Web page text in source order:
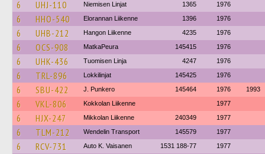
6 UHJ-110 Niemisen Linjat 1365 1976
6 HHO-540 Elorannan Liikenne 1396 1976
6 UHB-212 Hangon Liikenne 4235 1976
6 OCS-908 MatkaPeura 145415 1976
6 UHK-436 Tuomisen Linja 4247 1976
6 TRL-896 Lokkilinjat 145425 1976
6 SBU-422 J. Punkero 145464 1976 1993
6 VKL-806 Kokkolan Liikenne 1977
6 HJX-247 Mikkolan Liikenne 240349 1977
6 TLM-212 Wendelin Transport 145579 1977
6 RCV-731 Auto K. Vaisanen 1531 188-77 1977